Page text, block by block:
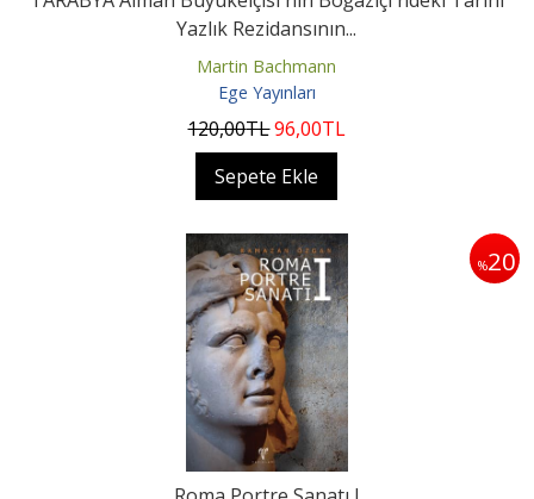
Yazlık Rezidansının...
Martin Bachmann
Ege Yayınları
120,00TL96,00TL
Sepete Ekle
%20